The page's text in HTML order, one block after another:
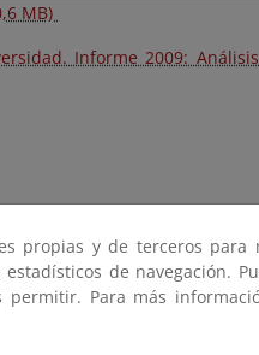
MB)
Informe 2009:
propias y de terceros para
de navegación.
Para más